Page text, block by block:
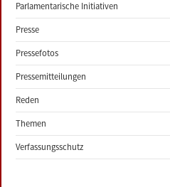
Parlamentarische Initiativen
Presse
Pressefotos
Pressemitteilungen
Reden
Themen
Verfassungsschutz